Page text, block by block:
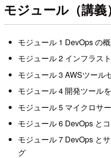
モジュール（講義
モジュール 1 DevOps の
モジュール 2 インフラス
モジュール 3 AWSツール
モジュール 4 開発ツール
モジュール 5 マイクロサ
モジュール 6 DevOps と
モジュール 7 DevOps と
グ